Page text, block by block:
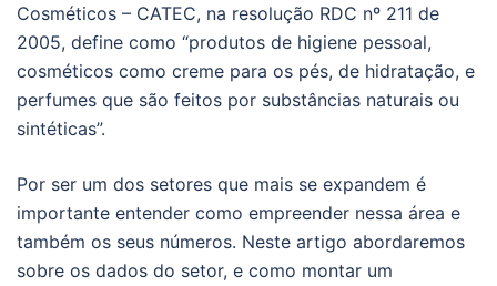
Cosméticos – CATEC, na resolução RDC nº 211 de
2005, define como “produtos de higiene pessoal,
cosméticos como creme para os pés, de hidratação, e
perfumes que são feitos por substâncias naturais ou
sintéticas”.
Por ser um dos setores que mais se expandem é
importante entender como empreender nessa área e
também os seus números. Neste artigo abordaremos
sobre os dados do setor, e como montar um